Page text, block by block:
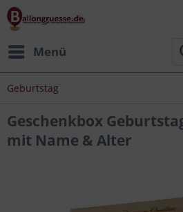
Menü
Geburtstag
Geschenkbox
mit Name & Alter